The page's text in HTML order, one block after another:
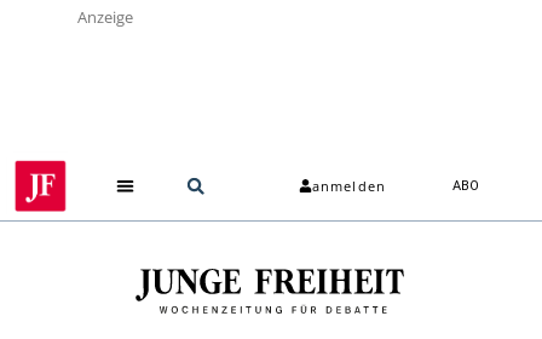
Anzeige
anmelden ABO